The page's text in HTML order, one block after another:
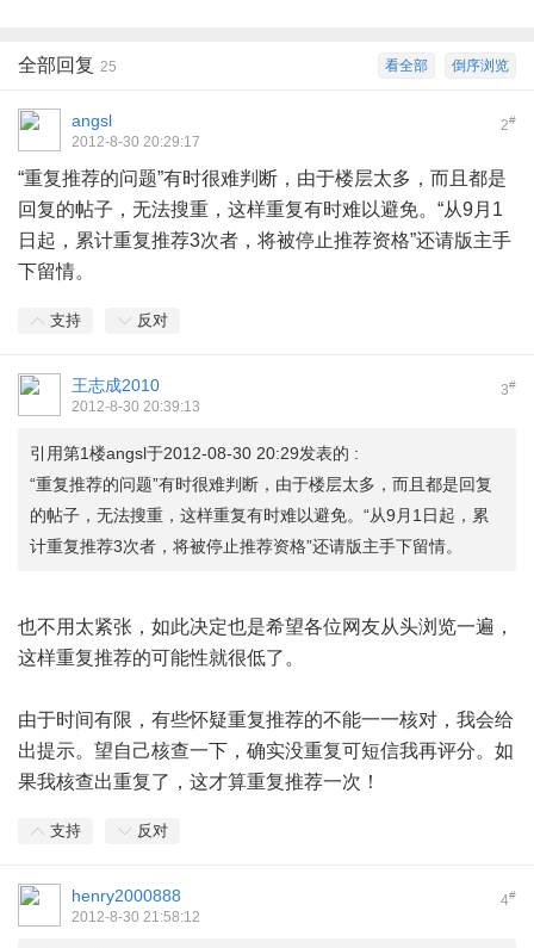
倒序浏览
看全部
全部回复 25
2#
angsl
2012-8-30 20:29:17
“重复推荐的问题”有时很难判断，由于楼层太多，而且都是
回复的帖子，无法搜重，这样重复有时难以避免。“从9月1
日起，累计重复推荐3次者，将被停止推荐资格”还请版主手
下留情。
支持 反对
3#
王志成2010
2012-8-30 20:39:13
引用第1楼angsl于2012-08-30 20:29发表的 :
“重复推荐的问题”有时很难判断，由于楼层太多，而且都是回复
的帖子，无法搜重，这样重复有时难以避免。“从9月1日起，累
计重复推荐3次者，将被停止推荐资格”还请版主手下留情。
也不用太紧张，如此决定也是希望各位网友从头浏览一遍，
这样重复推荐的可能性就很低了。
由于时间有限，有些怀疑重复推荐的不能一一核对，我会给
出提示。望自己核查一下，确实没重复可短信我再评分。如
果我核查出重复了，这才算重复推荐一次！
支持 反对
4#
henry2000888
2012-8-30 21:58:12